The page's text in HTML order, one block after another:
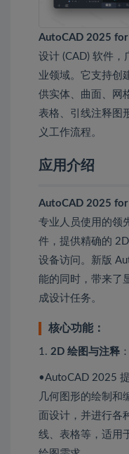
AutoCAD 2025
设计 (CAD) 软件，
业领域。它支持创
供实体、曲面、网
表格、引线注释图
义工作流程。
应用介绍
AutoCAD 2025
专业人员使用的领
件，提供精确的
设备访问。新版
能的同时，带来了
成设计任务。
核心功能：
1. 2D 绘图与注释 ：
•AutoCAD 2025
几何图形的绘制和
面设计，并进行各
线、表格等，适用